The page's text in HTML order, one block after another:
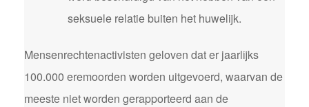
seksuele relatie buiten het huwelijk.
Mensenrechtenactivisten geloven dat er jaarlijks
100.000 eremoorden worden uitgevoerd, waarvan de
meeste niet worden gerapporteerd aan de